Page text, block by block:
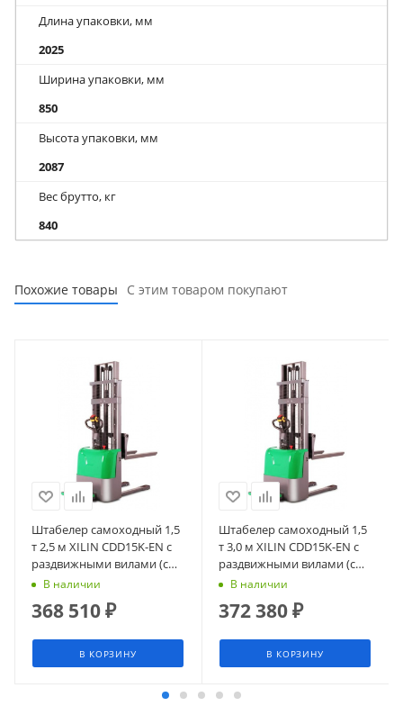
Длина упаковки, мм
2025
Ширина упаковки, мм
850
Высота упаковки, мм
2087
Вес брутто, кг
840
Похожие товары С этим товаром покупают
Штабелер самоходный 1,5
т 2,5 м XILIN CDD15K-EN с
раздвижными вилами (с
платформой)
В наличии
368 510₽
В КОРЗИНУ
Штабелер самоходный 1,5
т 3,0 м XILIN CDD15K-EN с
раздвижными вилами (с
платформой)
В наличии
372 380₽
В КОРЗИНУ